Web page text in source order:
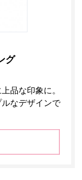
グ
品な印象に。
なデザインで